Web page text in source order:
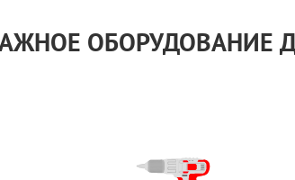
ОБОРУДОВАНИЕ